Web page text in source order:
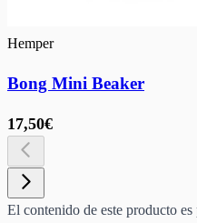
Hemper
Bong Mini Beaker
17,50€
El contenido de este producto